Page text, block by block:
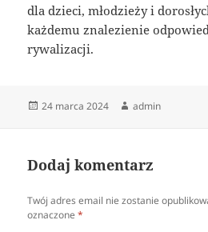
dla dzieci, młodzieży i
każdemu znalezienie
rywalizacji.
Data
24 marca 2024 Autor
admin
Dodaj komentarz
Twój adres email nie zostanie
oznaczone*